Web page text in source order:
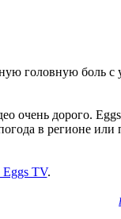
головную боль с
очень дорого.
в регионе или
Eggs TV.